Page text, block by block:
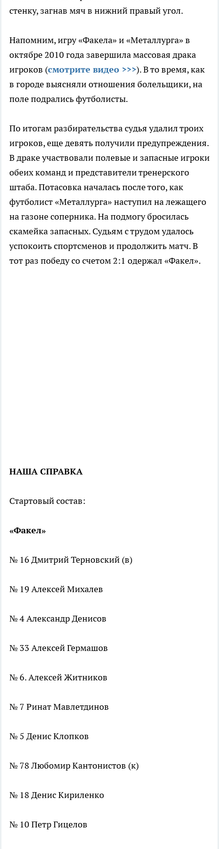
стенку, загнав мяч в нижний правый угол.
Напомним, игру «Факела» и «Металлурга» в
октябре 2010 года завершила массовая драка
игроков (смотрите видео >>>). В то время, как
в городе выясняли отношения болельщики, на
поле подрались футболисты.
По итогам разбирательства судья удалил троих
игроков, еще девять получили предупреждения.
В драке участвовали полевые и запасные игроки
обеих команд и представители тренерского
штаба. Потасовка началась после того, как
футболист «Металлурга» наступил на лежащего
на газоне соперника. На подмогу бросилась
скамейка запасных. Судьям с трудом удалось
успокоить спортсменов и продолжить матч. В
тот раз победу со счетом 2:1 одержал «Факел».
НАША СПРАВКА
Стартовый состав:
«Факел»
№ 16 Дмитрий Терновский (в)
№ 19 Алексей Михалев
№ 4 Александр Денисов
№ 33 Алексей Гермашов
№ 6. Алексей Житников
№ 7 Ринат Мавлетдинов
№ 5 Денис Клопков
№ 78 Любомир Кантонистов (к)
№ 18 Денис Кириленко
№ 10 Петр Гицелов